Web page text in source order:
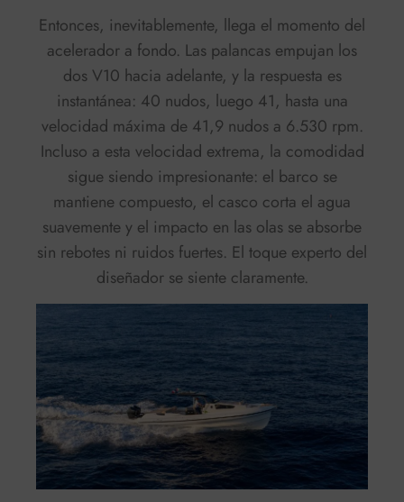
Entonces, inevitablemente, llega el momento del
acelerador a fondo. Las palancas empujan los
dos V10 hacia adelante, y la respuesta es
instantánea: 40 nudos, luego 41, hasta una
velocidad máxima de 41,9 nudosa 6.530 rpm.
Incluso a esta velocidad extrema, la comodidad
sigue siendo impresionante: el barco se
mantiene compuesto, el casco corta el agua
suavemente y el impacto en las olas se absorbe
sin rebotes ni ruidos fuertes. El toque experto del
diseñador se siente claramente.